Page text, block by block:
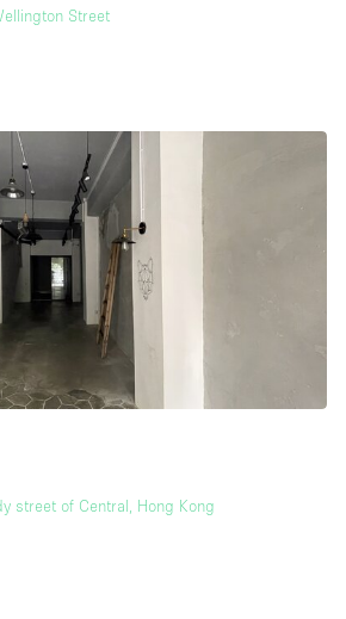
Street
street of Central, Hong Kong